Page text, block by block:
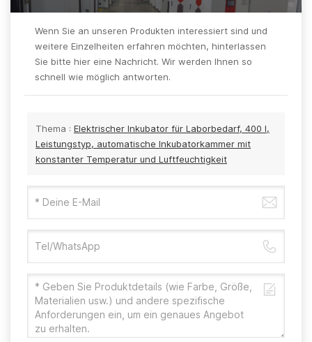
Wenn Sie an unseren Produkten interessiert sind und
weitere Einzelheiten erfahren möchten, hinterlassen
Sie bitte hier eine Nachricht. Wir werden Ihnen so
schnell wie möglich antworten.
Thema : Elektrischer Inkubator für Laborbedarf, 400 l,
Leistungstyp, automatische Inkubatorkammer mit
konstanter Temperatur und Luftfeuchtigkeit